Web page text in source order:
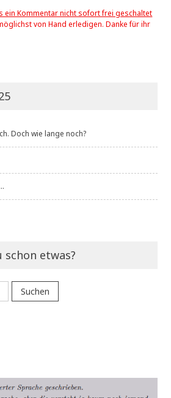
ein Kommentar nicht sofort frei geschaltet
von Hand erledigen. Danke für ihr
Doch wie lange noch?
schon etwas?